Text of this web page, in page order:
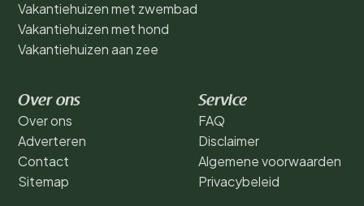
Vakantiehuizen met zwembad
Vakantiehuizen met hond
Vakantiehuizen aan zee
Over ons
Over ons
Adverteren
Contact
Sitemap
Service
FAQ
Disclaimer
Algemene voorwaarden
Privacybeleid